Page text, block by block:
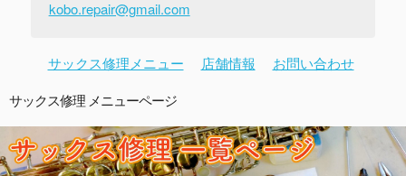
kobo.repair@gmail.com
サックス修理メニュー 店舗情報
お問い合わせ
サックス修理 メニューページ